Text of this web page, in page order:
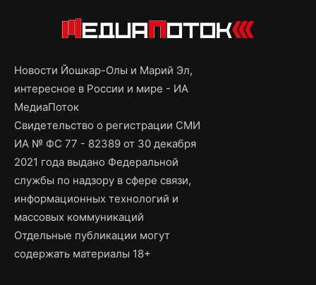
Новости Йошкар-Олы и Марий Эл,
интересное в России и мире - ИА
МедиаПоток
Свидетельство о регистрации СМИ
ИА № ФС 77 - 82389 от 30 декабря
2021 года выдано Федеральной
службы по надзору в сфере связи,
информационных технологий и
массовых коммуникаций
Отдельные публикации могут
содержать материалы 18+